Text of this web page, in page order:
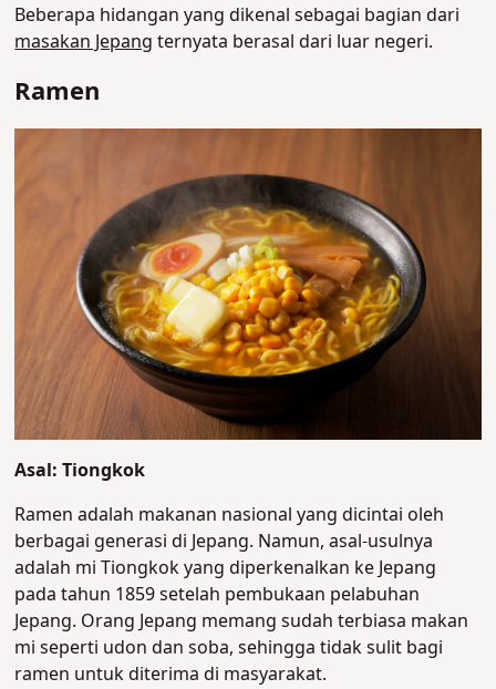
Beberapa hidangan yang dikenal sebagai bagian dari
masakan Jepang ternyata berasal dari luar negeri.
Ramen
Asal: Tiongkok
Ramen adalah makanan nasional yang dicintai oleh
berbagai generasi di Jepang. Namun, asal-usulnya
adalah mi Tiongkok yang diperkenalkan ke Jepang
pada tahun 1859 setelah pembukaan pelabuhan
Jepang. Orang Jepang memang sudah terbiasa makan
mi seperti udon dan soba, sehingga tidak sulit bagi
ramen untuk diterima di masyarakat.